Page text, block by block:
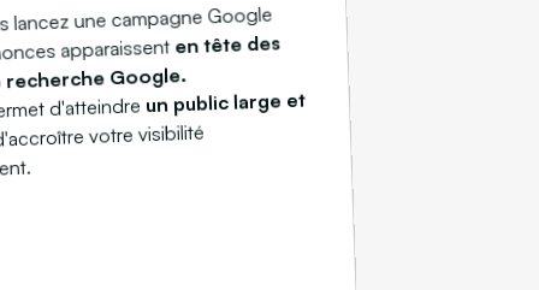
lancez une campagne Google
apparaissent en tête des
recherche Google.
d'atteindre un public large et
votre visibilité